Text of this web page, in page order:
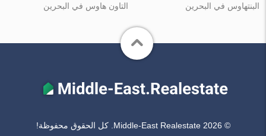
البنتهاوس في البحرين
التاون هاوس في البحرين
© Middle-East Realestate 2026. كل الحقوق محفوظة!